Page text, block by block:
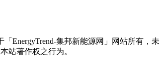
「EnergyTrend-集邦新能源网」网站所有
站著作权之行为。